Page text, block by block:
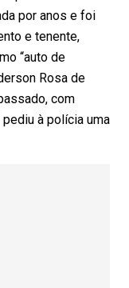
por anos e foi
e tenente,
“auto de
Rosa de
com
à polícia uma